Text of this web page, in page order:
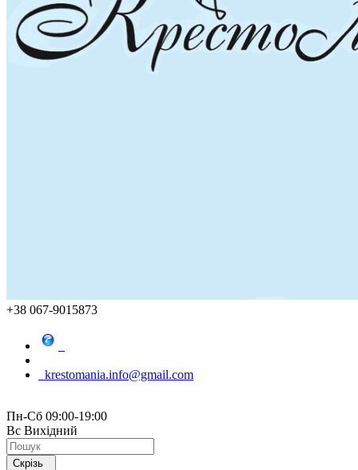
+38 067-9015873
krestomania.info@gmail.com
Пн-Сб 09:00-19:00
Вс Вихідний
Скрізь